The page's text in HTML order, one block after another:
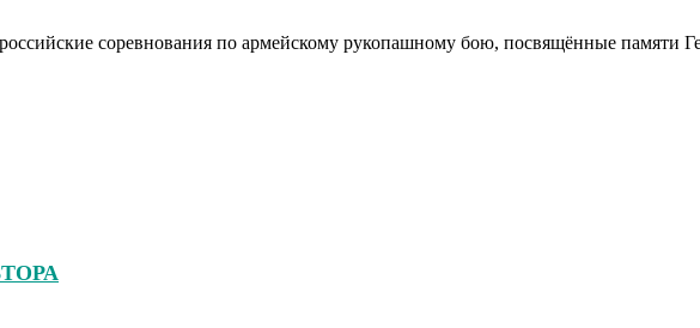
соревнования по армейскому рукопашному бою, посвящённые памяти